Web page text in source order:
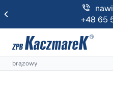
+48 71
brązowy